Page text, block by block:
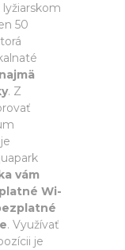
50
. Z
vám
Wi-
. Využívať
je